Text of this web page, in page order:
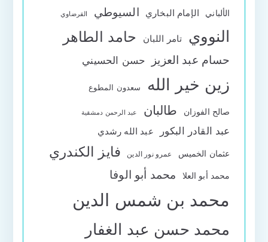
الألباني الإمام البخاري السيوطي القرضاوي
النووي تامر اللبان حامد الطاهر
حسام عبد العزيز حسن الحسيني
زين خير الله سعدون المطوع
صالح الفوزان طالبان عبد الرحمن دمشقية
عبد القادر البكور عبد الله رشدي
عثمان الخميس عمرو نور الدين فايز الكندري
محمد أبو العلا محمد أبو الوفا
محمد بن شمس الدين
محمد حسن عبد الغفار